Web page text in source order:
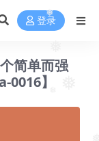
❅
❅
❅
❅
登录
简单而强
】